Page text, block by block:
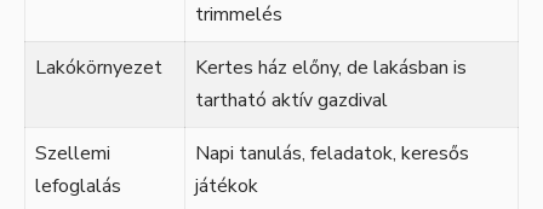
trimmelés
Lakókörnyezet
Kertes ház előny, de lakásban is
tartható aktív gazdival
Szellemi
lefoglalás
Napi tanulás, feladatok, keresős
játékok